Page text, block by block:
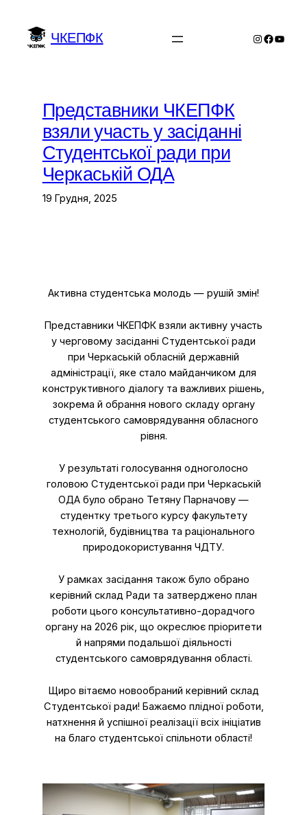
вмісту
ЧКЕПФК Instagram
Представники ЧКЕПФК
взяли участь у засіданні
Студентської ради при
Черкаській ОДА
19 Грудня, 2025
Активна студентська молодь — рушій змін!
Представники ЧКЕПФК взяли активну участь
у черговому засіданні Студентської ради
при Черкаській обласній державній
адміністрації, яке стало майданчиком для
конструктивного діалогу та важливих рішень,
зокрема й обрання нового складу органу
студентського самоврядування обласного
рівня.
У результаті голосування одноголосно
головою Студентської ради при Черкаській
ОДА було обрано Тетяну Парначову —
студентку третього курсу факультету
технологій, будівництва та раціонального
природокористування ЧДТУ.
У рамках засідання також було обрано
керівний склад Ради та затверджено план
роботи цього консультативно-дорадчого
органу на 2026 рік, що окреслює пріоритети
й напрями подальшої діяльності
студентського самоврядування області.
Щиро вітаємо новообраний керівний склад
Студентської ради! Бажаємо плідної роботи,
натхнення й успішної реалізації всіх ініціатив
на благо студентської спільноти області!